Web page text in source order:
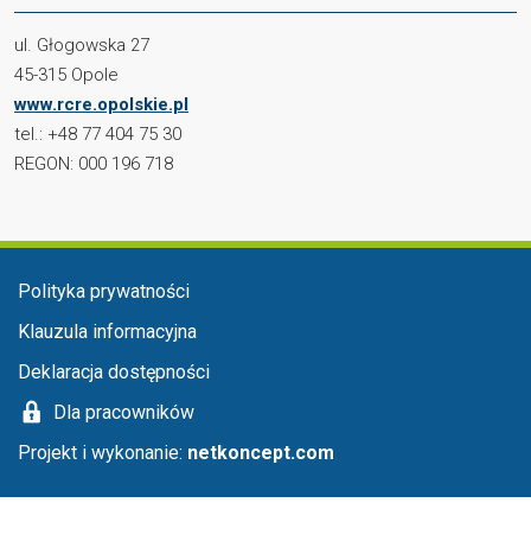
ul. Głogowska 27
45-315 Opole
www.rcre.opolskie.pl
tel.: +48 77 404 75 30
REGON: 000 196 718
Menu stopka
Polityka prywatności
Klauzula informacyjna
Deklaracja dostępności
Dla pracowników
Projekt i wykonanie: netkoncept.com